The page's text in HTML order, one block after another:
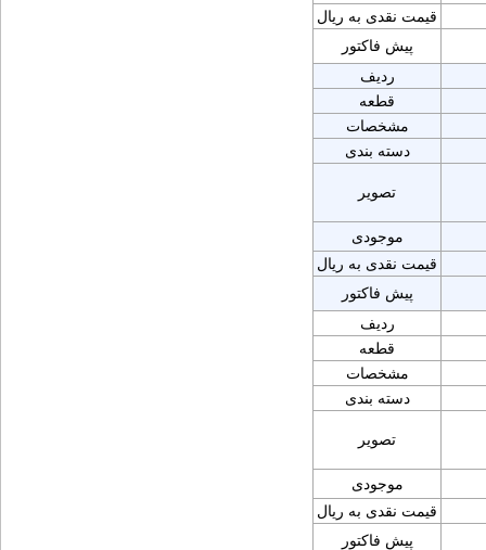
قیمت نقدی به ریال
پیش فاکتور
ردیف
قطعه
مشخصات
دسته بندی
تصویر
موجودی
قیمت نقدی به ریال
پیش فاکتور
ردیف
قطعه
مشخصات
دسته بندی
تصویر
موجودی
قیمت نقدی به ریال
پیش فاکتور